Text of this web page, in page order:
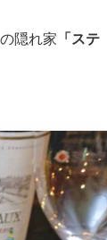
隠れ家 「ステ